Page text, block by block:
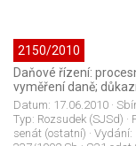
2150/2010
Daňové řízení:
vyměření daně;
Datum: 17.06.2010 ·
Typ: Rozsudek (SJSd) ·
senát (ostatní) · Vydání: